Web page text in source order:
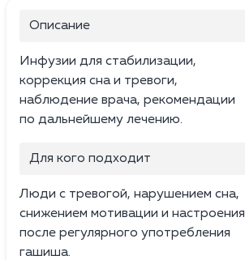
Описание
Инфузии для стабилизации,
коррекция сна и тревоги,
наблюдение врача, рекомендации
по дальнейшему лечению.
Для кого подходит
Люди с тревогой, нарушением сна,
снижением мотивации и настроения
после регулярного употребления
гашиша.